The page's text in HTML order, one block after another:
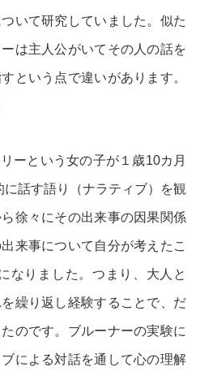
いて研究していました。似た
は主人公がいてその人の話を
という点で違いがあります。
ーという女の子が１歳10カ月
話す語り（ナラティブ）を観
徐々にその出来事の因果関係
来事について自分が考えたこ
なりました。つまり、大人と
繰り返し経験することで、だ
のです。ブルーナーの実験に
による対話を通して心の理解